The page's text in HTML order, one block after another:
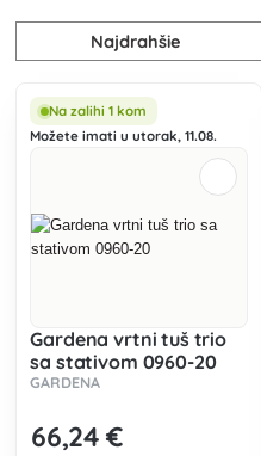
Najdrahšie
Na zalihi 1 kom
Možete imati u utorak, 11.08.
Gardena vrtni tuš trio
sa stativom 0960-20
GARDENA
66,24 €